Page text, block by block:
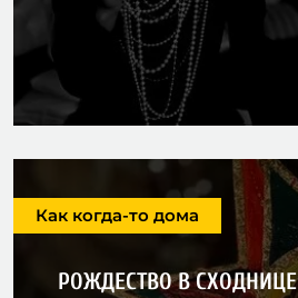
Как когда-то дома
РОЖДЕСТВО В СХОДНИЦЕ